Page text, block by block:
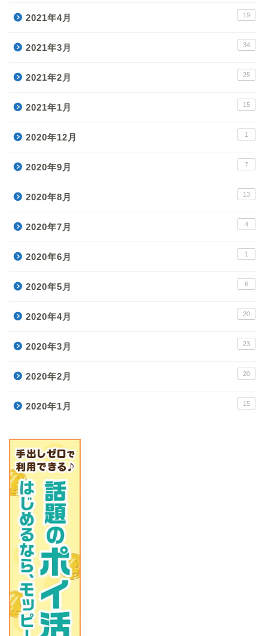
2021年4月 19
2021年3月 34
2021年2月 25
2021年1月 15
2020年12月 1
2020年9月 7
2020年8月 13
2020年7月 4
2020年6月 1
2020年5月 6
2020年4月 20
2020年3月 23
2020年2月 20
2020年1月 15